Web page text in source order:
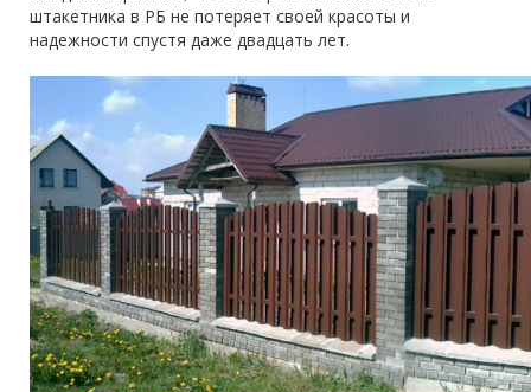
штакетника в РБ не потеряет своей красоты и
надежности спустя даже двадцать лет.